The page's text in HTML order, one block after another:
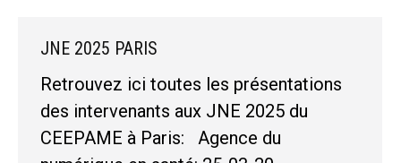
JNE 2025 PARIS
Retrouvez ici toutes les présentations
des intervenants aux JNE 2025 du
CEEPAME à Paris: Agence du